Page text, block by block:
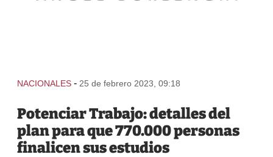
NACIONALES - 25 de febrero 2023, 09:18
Potenciar Trabajo: detalles del
plan para que 770.000 personas
finalicen sus estudios